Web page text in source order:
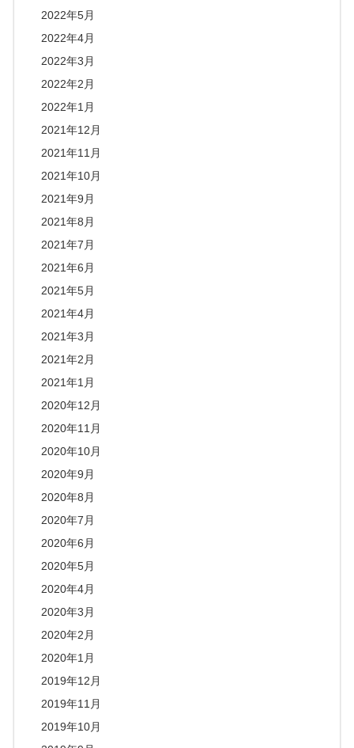
2022年5月
2022年4月
2022年3月
2022年2月
2022年1月
2021年12月
2021年11月
2021年10月
2021年9月
2021年8月
2021年7月
2021年6月
2021年5月
2021年4月
2021年3月
2021年2月
2021年1月
2020年12月
2020年11月
2020年10月
2020年9月
2020年8月
2020年7月
2020年6月
2020年5月
2020年4月
2020年3月
2020年2月
2020年1月
2019年12月
2019年11月
2019年10月